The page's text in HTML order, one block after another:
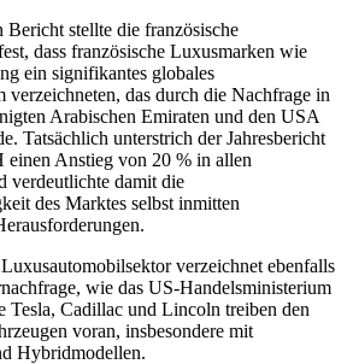
Bericht stellte die französische
dass französische Luxusmarken wie
ein signifikantes globales
verzeichneten, das durch die Nachfrage in
Arabischen Emiraten und den USA
Tatsächlich unterstrich der Jahresbericht
Anstieg von 20 % in allen
verdeutlichte damit die
des Marktes selbst inmitten
verzeichnet ebenfalls
wie das US-Handelsministerium
Tesla, Cadillac und Lincoln treiben den
voran, insbesondere mit
Hybridmodellen.